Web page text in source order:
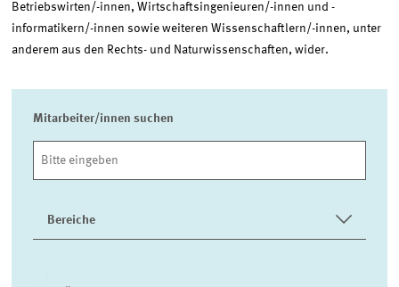
Betriebswirten/-innen, Wirtschaftsingenieuren/-innen und -
informatikern/-innen sowie weiteren Wissenschaftlern/-innen, unter
anderem aus den Rechts- und Naturwissenschaften, wider.
Mitarbeiter/innen suchen
Bereiche